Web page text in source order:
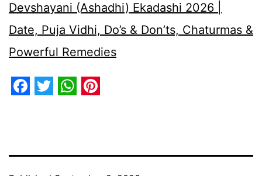
Devshayani (Ashadhi) Ekadashi 2026 |
Date, Puja Vidhi, Do’s & Don’ts, Chaturmas &
Powerful Remedies